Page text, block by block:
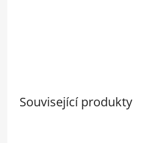
Související produkty